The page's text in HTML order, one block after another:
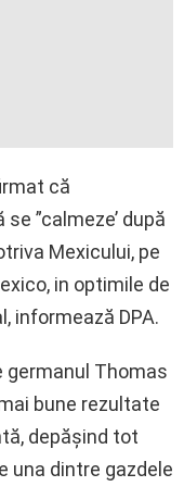
că
”calmeze’ după
Mexicului, pe
in optimile de
informează DPA.
germanul Thomas
bune rezultate
depășind tot
una dintre gazdele